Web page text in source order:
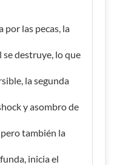
por las pecas, la
destruye, lo que
la segunda
y asombro de
también la
inicia el